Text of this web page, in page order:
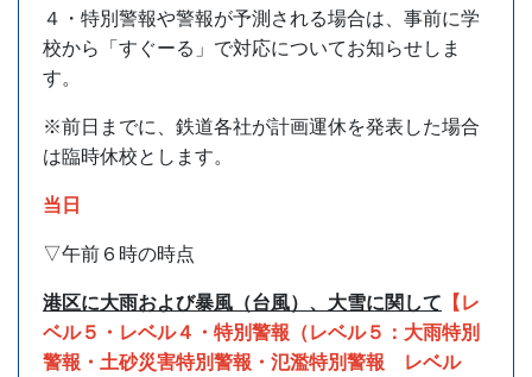
４・特別警報や警報が予測される場合は、事前に学
校から「すぐーる」で対応についてお知らせしま
す。
※前日までに、鉄道各社が計画運休を発表した場合
は臨時休校とします。
当日
▽午前６時の時点
港区に大雨および暴風（台風）、大雪に関して 【レ
ベル５・レベル４・特別警報（レベル５：大雨特別
警報・土砂災害特別警報・氾濫特別警報 レベル